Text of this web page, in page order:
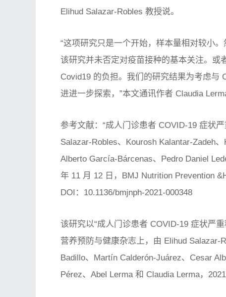
Elihud Salazar-Robles 教授说。
“这项研究只是一个开始，样本量相对较小
该研究并未否定对疫苗接种的基本关注。或
Covid19 的负担。我们的研究结果为考虑与
进进一步探索，”本文通讯作者 Claudia
参考文献：“成人门诊患者 COVID-19 症状
Salazar-Robles、Kourosh Kalantar-Zadeh
Alberto García-Bárcenas、Pedro Daniel
年 11 月 12 日， BMJ Nutrition Prevention
DOI：10.1136/bmjnph-2021-000348
该研究以“成人门诊患者 COVID-19 症状严
营养预防与健康杂志上，由 Elihud Salazar-
Badillo、Martín Calderón-Juárez、Cesar
Pérez、Abel Lerma 和 Claudia Lerma，2021